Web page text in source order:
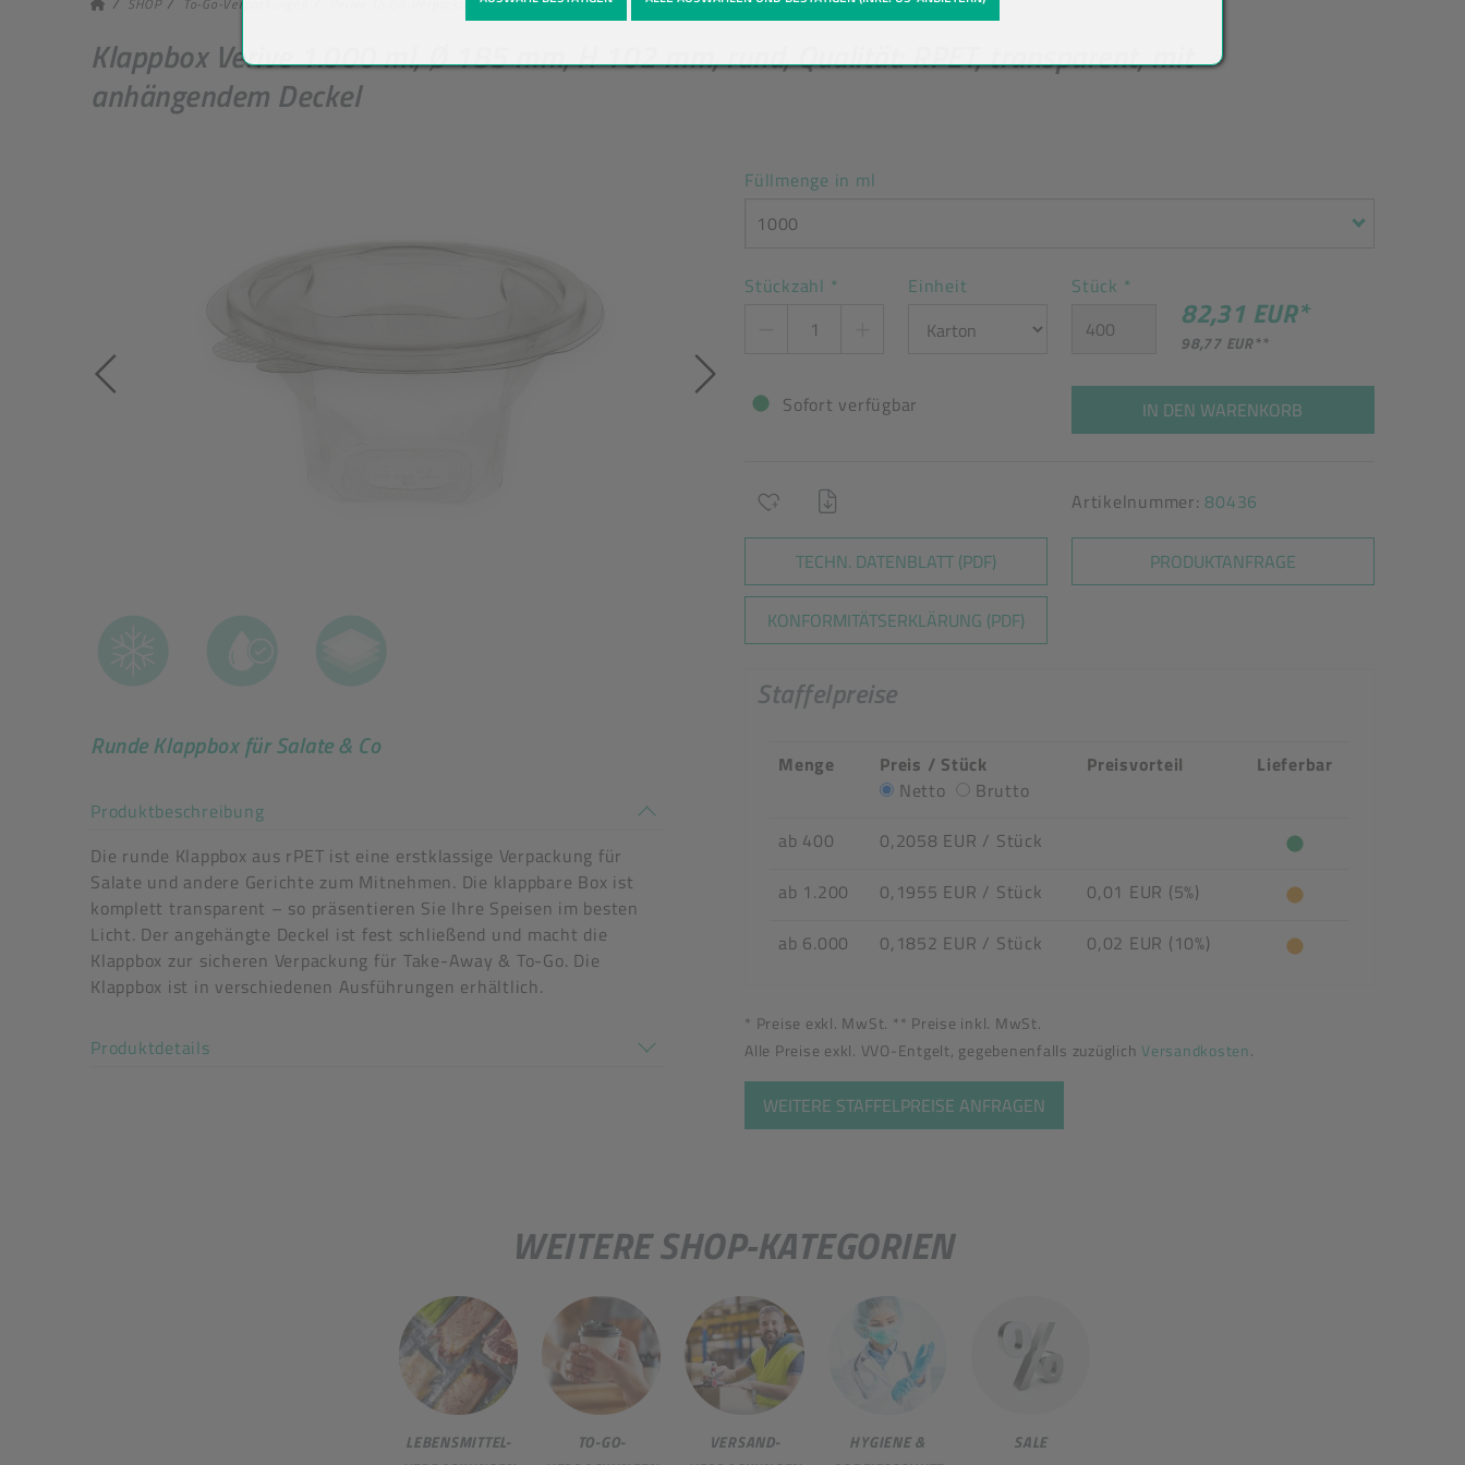
Klappbox Verive 1.000 ml, Ø 185 mm, H 102 mm, rund, Qualität: RPET, transparent, mit
anhängendem Deckel
Runde Klappbox für Salate & Co
Produktbeschreibung
Akkordeon auf-/zuklappen stimmen nicht überein
Die runde Klappbox aus rPET ist eine erstklassige Verpackung für
Salate und andere Gerichte zum Mitnehmen. Die klappbare Box ist
komplett transparent – so präsentieren Sie Ihre Speisen im besten
Licht. Der angehängte Deckel ist fest schließend und macht die
Klappbox zur sicheren Verpackung für Take-Away & To-Go. Die
Klappbox ist in verschiedenen Ausführungen erhältlich.
Produktdetails
Art der verpackten Lebensmittel: alle Lebensmittel
tiefkühlgeeignet: Ja
festverschließend: Ja
stapelbar: Ja
Füllmenge in ml
1000
Stückzahl * Einheit Stück *
82,31 EUR*
98,77 EUR**
Sofort verfügbar IN DEN WARENKORB
Artikelnummer: 80436
TECHN. DATENBLATT (PDF)
KONFORMITÄTSERKLÄRUNG (PDF)
PRODUKTANFRAGE
Staffelpreise
Menge
Preis / Stück
Netto
Brutto
Preisvorteil Lieferbar
ab 400 0,2058 EUR / Stück
ab 1.200
0,1955 EUR / Stück
0,01 EUR (5%)
ab 6.000
0,1852 EUR / Stück 0,02 EUR (10%)
* Preise exkl. MwSt. ** Preise inkl. MwSt.
Alle Preise exkl. VVO-Entgelt, gegebenenfalls zuzüglich Versandkosten.
WEITERE STAFFELPREISE ANFRAGEN
WEITERE SHOP-KATEGORIEN
LEBENSMITTEL-
TO-GO-
VERSAND-
HYGIENE &
SALE